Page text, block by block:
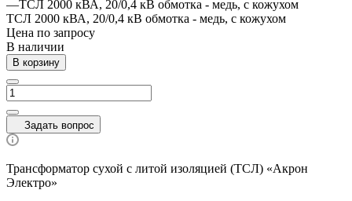
—ТСЛ 2000 кВА, 20/0,4 кВ обмотка - медь, с кожухом
ТСЛ 2000 кВА, 20/0,4 кВ обмотка - медь, с кожухом
Цена по запросу
В наличии
В корзину
Задать вопрос
Трансформатор сухой с литой изоляцией (ТСЛ) «Акрон
Электро»